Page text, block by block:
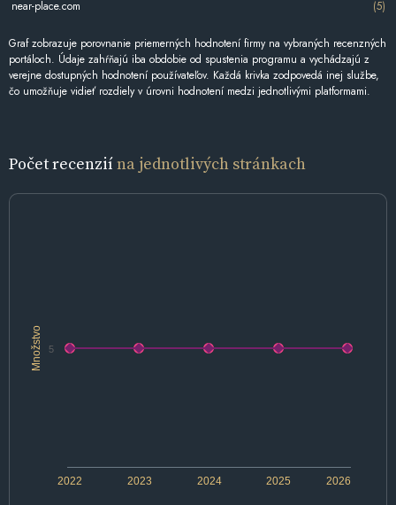
near-place.com (5)
Graf zobrazuje porovnanie priemerných hodnotení firmy na vybraných recenzných
portáloch. Údaje zahŕňajú iba obdobie od spustenia programu a vychádzajú z
verejne dostupných hodnotení používateľov. Každá krivka zodpovedá inej službe,
čo umožňuje vidieť rozdiely v úrovni hodnotení medzi jednotlivými platformami.
Počet recenziína jednotlivých stránkach
Množstvo
2022 2024 2026
2023 2025
5